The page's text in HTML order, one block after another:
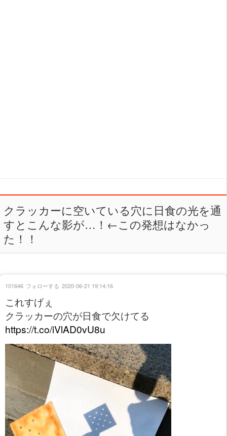
クラッカーに空いている穴に日食の光を通
すとこんな影が…！←この発想はなかっ
た！！
これすげぇ
クラッカーの穴が日食で欠けてる
https://t.co/iVlAD0vU8u
101646 フォローする 2020-06-21 19:14:16